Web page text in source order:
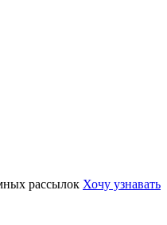
рассылок Хочу узнавать